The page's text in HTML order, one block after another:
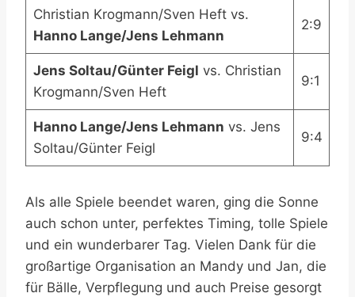
Christian Krogmann/Sven Heft vs.
Hanno Lange/Jens Lehmann
2:9
Jens Soltau/Günter Feigl vs. Christian
Krogmann/Sven Heft
9:1
Hanno Lange/Jens Lehmann vs. Jens
Soltau/Günter Feigl
9:4
Als alle Spiele beendet waren, ging die Sonne
auch schon unter, perfektes Timing, tolle Spiele
und ein wunderbarer Tag. Vielen Dank für die
großartige Organisation an Mandy und Jan, die
für Bälle, Verpflegung und auch Preise gesorgt